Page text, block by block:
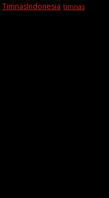
TimnasIndonesia timnas